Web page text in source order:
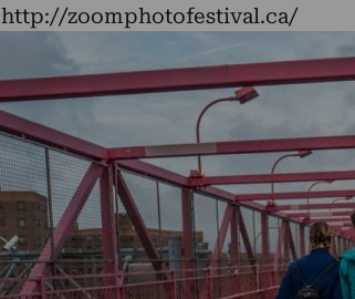
http://zoomphotofestival.ca/